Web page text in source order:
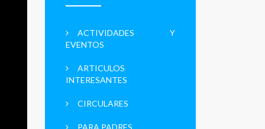
ACTIVIDADES Y
EVENTOS
ARTICULOS
INTERESANTES
CIRCULARES
PARA PADRES